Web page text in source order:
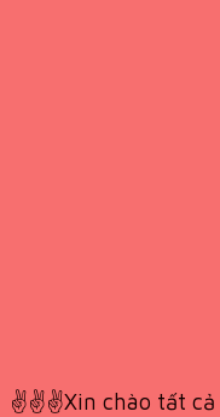
✌️✌️✌️Xin chào tất cả